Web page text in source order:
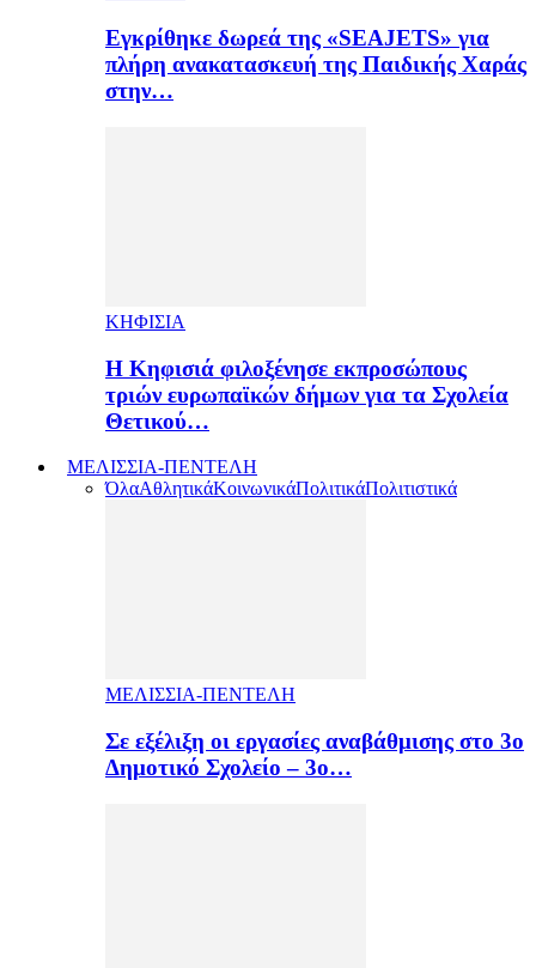
Εγκρίθηκε δωρεά της «SEAJETS» για
πλήρη ανακατασκευή της Παιδικής Χαράς
στην…
ΚΗΦΙΣΙΑ
H Κηφισιά φιλοξένησε εκπροσώπους
τριών ευρωπαϊκών δήμων για τα Σχολεία
Θετικού…
ΜΕΛΙΣΣΙΑ-ΠΕΝΤΕΛΗ
ΌλαΑθλητικάΚοινωνικάΠολιτικάΠολιτιστικά
ΜΕΛΙΣΣΙΑ-ΠΕΝΤΕΛΗ
Σε εξέλιξη οι εργασίες αναβάθμισης στο 3ο
Δημοτικό Σχολείο – 3ο…